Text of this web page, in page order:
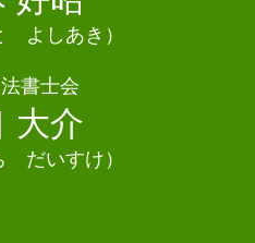
堺市
よしあき）
書士会
大介
だいすけ）